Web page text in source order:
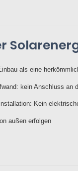
als eine
kein Anschluss an
Kein
außen erfolgen